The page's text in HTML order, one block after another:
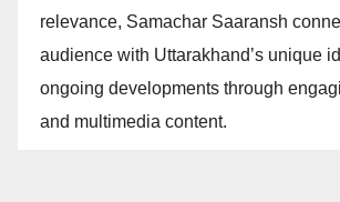
relevance, Samachar Saaransh
audience with Uttarakhand’s unique
ongoing developments through
and multimedia content.